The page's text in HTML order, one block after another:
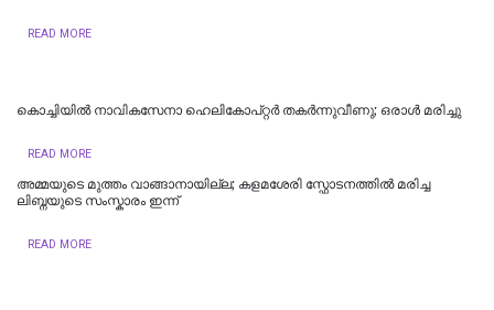
READ MORE
കൊച്ചിയില്‍ നാവികസേനാ ഹെലികോപ്റ്റര്‍ തകര്‍ന്നുവീണു; ഒരാള്‍ മരിച്ചു
READ MORE
അമ്മയുടെ മുത്തം വാങ്ങാനായില്ല; കളമശേരി സ്ഫോടനത്തിൽ മരിച്ച
ലിബ്നയുടെ സംസ്കാരം ഇന്ന്
READ MORE